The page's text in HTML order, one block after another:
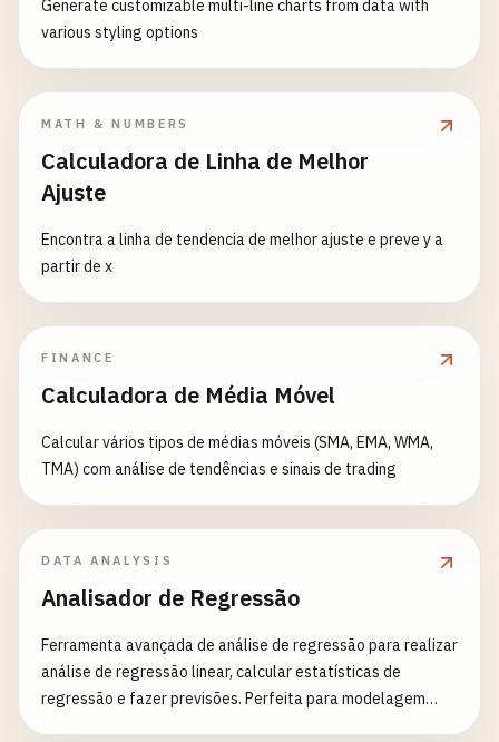
Generate customizable multi-line charts from data with
various styling options
MATH & NUMBERS
Calculadora de Linha de Melhor
Ajuste
Encontra a linha de tendencia de melhor ajuste e preve y a
partir de x
FINANCE
Calculadora de Média Móvel
Calcular vários tipos de médias móveis (SMA, EMA, WMA,
TMA) com análise de tendências e sinais de trading
DATA ANALYSIS
Analisador de Regressão
Ferramenta avançada de análise de regressão para realizar
análise de regressão linear, calcular estatísticas de
regressão e fazer previsões. Perfeita para modelagem